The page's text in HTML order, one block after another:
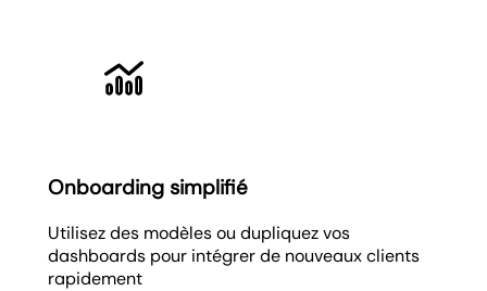
Onboarding simplifié
Utilisez des modèles ou dupliquez vos
dashboards pour intégrer de nouveaux clients
rapidement